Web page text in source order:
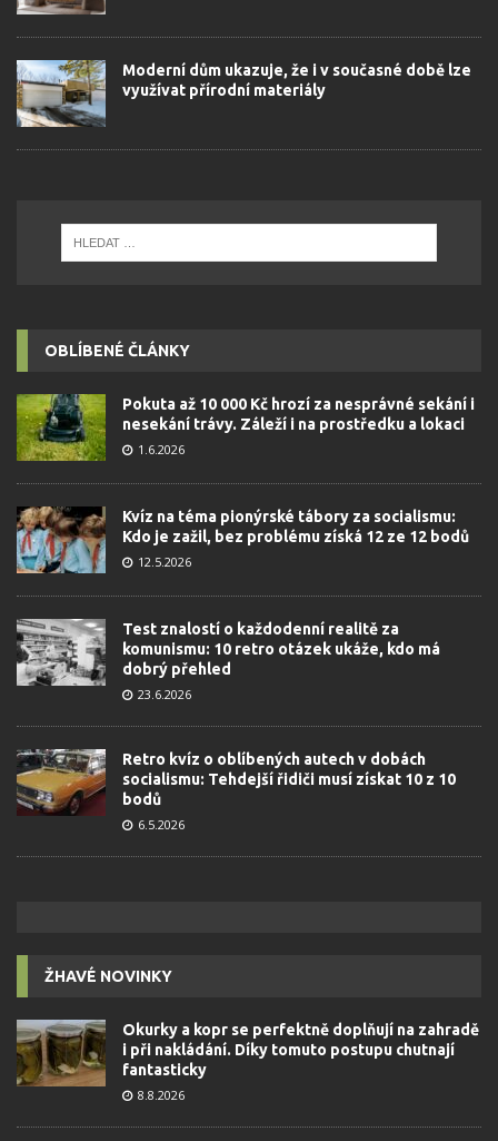
Moderní dům ukazuje, že i v současné době lze
využívat přírodní materiály
OBLÍBENÉ ČLÁNKY
Pokuta až 10 000 Kč hrozí za nesprávné sekání i
nesekání trávy. Záleží i na prostředku a lokaci
1.6.2026
Kvíz na téma pionýrské tábory za socialismu:
Kdo je zažil, bez problému získá 12 ze 12 bodů
12.5.2026
Test znalostí o každodenní realitě za
komunismu: 10 retro otázek ukáže, kdo má
dobrý přehled
23.6.2026
Retro kvíz o oblíbených autech v dobách
socialismu: Tehdejší řidiči musí získat 10 z 10
bodů
6.5.2026
ŽHAVÉ NOVINKY
Okurky a kopr se perfektně doplňují na zahradě
i při nakládání. Díky tomuto postupu chutnají
fantasticky
8.8.2026